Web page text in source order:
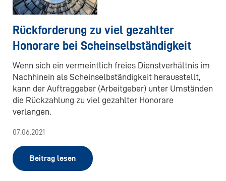
Rückforderung zu viel gezahlter
Honorare bei Scheinselbständigkeit
Wenn sich ein vermeintlich freies Dienstverhältnis im
Nachhinein als Scheinselbständigkeit herausstellt,
kann der Auftraggeber (Arbeitgeber) unter Umständen
die Rückzahlung zu viel gezahlter Honorare
verlangen.
07.06.2021
Beitrag lesen